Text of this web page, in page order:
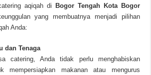
aqiqah di
Bogor Tengah Kota Bogor
yang membuatnya menjadi pilihan
Anda:
dan Tenaga
catering, Anda tidak perlu menghabiskan
mempersiapkan makanan atau mengurus